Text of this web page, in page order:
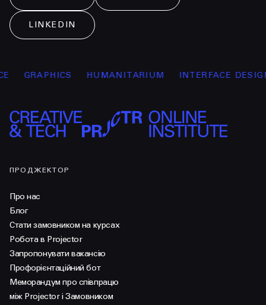
LINKEDIN
GRAPHICS HUMANITARIUM INTERFACE DESIGN
ПРОДЖЕКТОР
Про нас
Блог
Стати замовником на курсах
Робота в Projector
Запропонувати вакансію
Профорієнтаційний бот
Меморандум про співпрацю
між Projector і Замовником